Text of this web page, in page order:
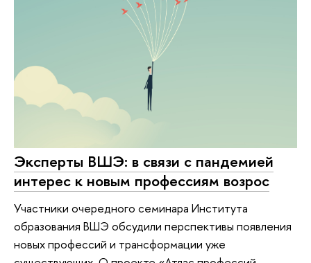
Эксперты ВШЭ: в связи с пандемией
интерес к новым профессиям возрос
Участники очередного семинара Института
образования ВШЭ обсудили перспективы появления
новых профессий и трансформации уже